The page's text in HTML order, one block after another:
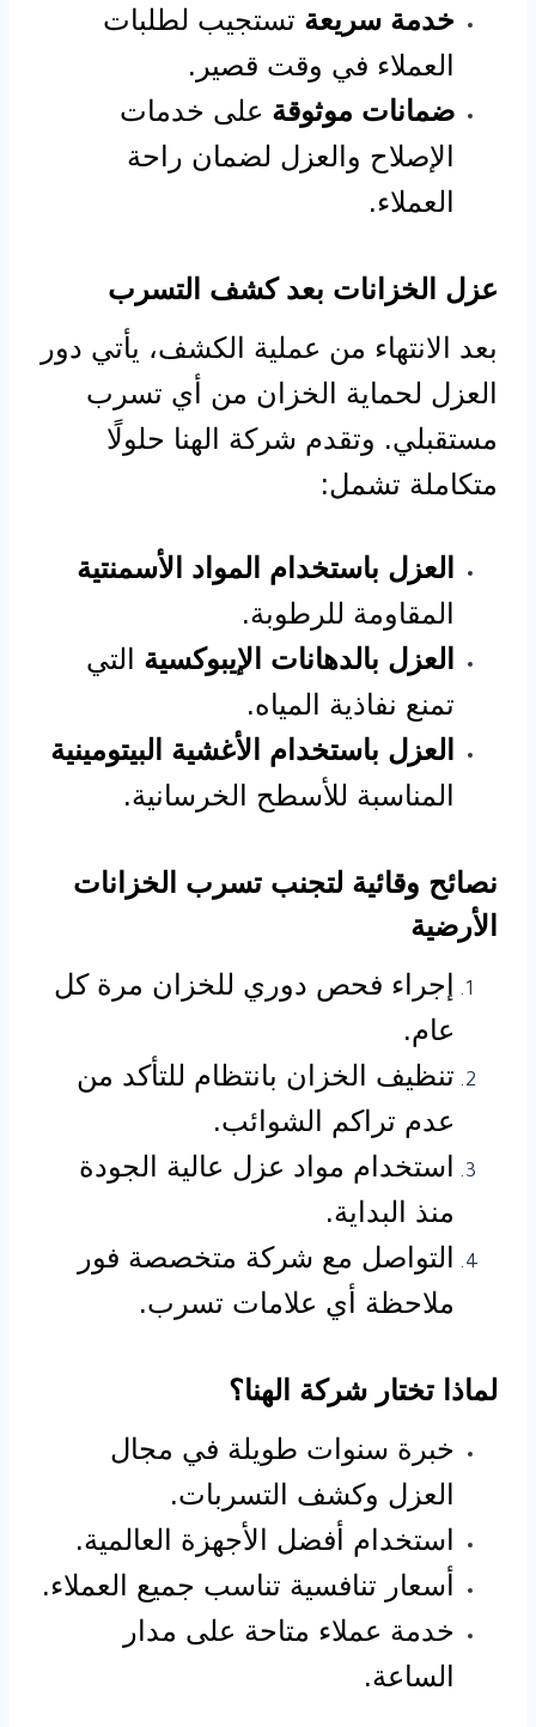
خدمة سريعة تستجيب لطلبات
العملاء في وقت قصير.
ضمانات موثوقة على خدمات
الإصلاح والعزل لضمان راحة
العملاء.
عزل الخزانات بعد كشف التسرب
بعد الانتهاء من عملية الكشف، يأتي دور
العزل لحماية الخزان من أي تسرب
مستقبلي. وتقدم شركة الهنا حلولًا
متكاملة تشمل:
العزل باستخدام المواد الأسمنتية
المقاومة للرطوبة.
العزل بالدهانات الإيبوكسية التي
تمنع نفاذية المياه.
العزل باستخدام الأغشية البيتومينية
المناسبة للأسطح الخرسانية.
نصائح وقائية لتجنب تسرب الخزانات
الأرضية
إجراء فحص دوري للخزان مرة كل
عام.
تنظيف الخزان بانتظام للتأكد من
عدم تراكم الشوائب.
استخدام مواد عزل عالية الجودة
منذ البداية.
التواصل مع شركة متخصصة فور
ملاحظة أي علامات تسرب.
لماذا تختار شركة الهنا؟
خبرة سنوات طويلة في مجال
العزل وكشف التسربات.
استخدام أفضل الأجهزة العالمية.
أسعار تنافسية تناسب جميع العملاء.
خدمة عملاء متاحة على مدار
الساعة.